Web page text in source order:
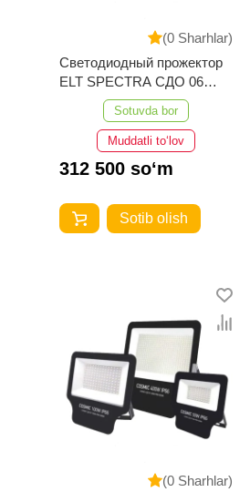
(0 Sharhlar)
Светодиодный прожектор
ELT SPECTRA СДО 06
200W IP66 6500K Черный
Sotuvda bor
Muddatli to‘lov
312 500 so‘m
Sotib olish
(0 Sharhlar)